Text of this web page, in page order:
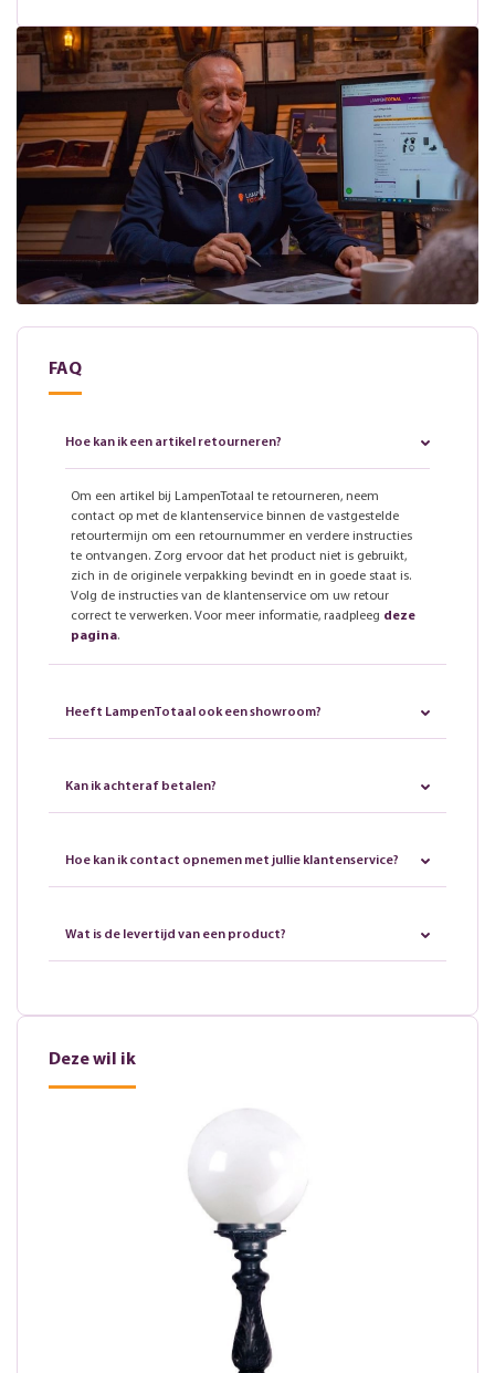
FAQ
Hoe kan ik een artikel retourneren?
Om een artikel bij LampenTotaal te retourneren, neem
contact op met de klantenservice binnen de vastgestelde
retourtermijn om een retournummer en verdere instructies
te ontvangen. Zorg ervoor dat het product niet is gebruikt,
zich in de originele verpakking bevindt en in goede staat is.
Volg de instructies van de klantenservice om uw retour
correct te verwerken. Voor meer informatie, raadpleeg deze
pagina.
Heeft LampenTotaal ook een showroom?
Kan ik achteraf betalen?
Hoe kan ik contact opnemen met jullie klantenservice?
Wat is de levertijd van een product?
Deze wil ik